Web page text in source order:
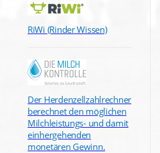
RiWi (Rinder Wissen)
Der Herdenzellzahlrechner
berechnet den möglichen
Milchleistungs- und damit
einhergehenden
monetären Gewinn.